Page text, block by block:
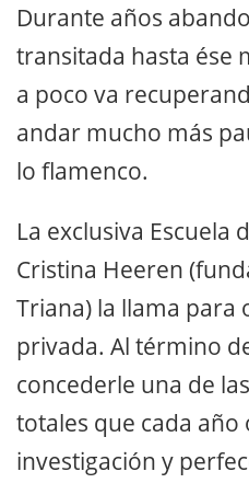
Durante años
transitada hasta ése
a poco va
andar mucho más
lo flamenco.
La exclusiva Escuela
Cristina Heeren
Triana) la llama para
privada. Al término
concederle una de
totales que cada
investigación y